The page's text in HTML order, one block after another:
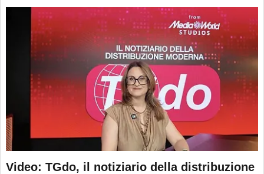
Video: TGdo, il notiziario della distribuzione